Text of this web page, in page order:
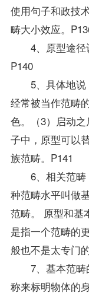
使用句子和政技
畴大小效应。
4、原型途径
P140
5、具体地说
经常被当作范畴
色。（3）启动
子中，原型可以
族范畴。P141
6、相关范畴
种范畴水平叫做
范畴。 原型和基
是指一个范畴的
般也不是太专门
7、基本范畴
称来标明物体的